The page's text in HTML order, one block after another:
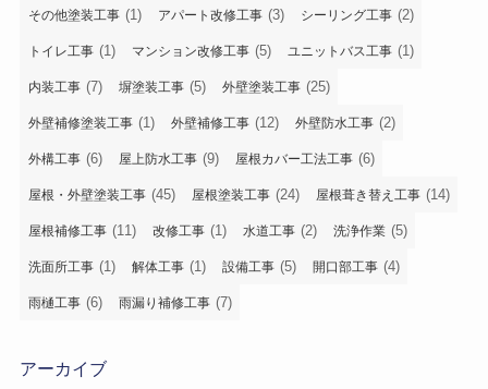
その他塗装工事 (1) アパート改修工事 (3) シーリング工事 (2)
トイレ工事 (1) マンション改修工事 (5) ユニットバス工事 (1)
内装工事 (7) 塀塗装工事 (5) 外壁塗装工事 (25)
外壁補修塗装工事 (1) 外壁補修工事 (12) 外壁防水工事 (2)
外構工事 (6) 屋上防水工事 (9) 屋根カバー工法工事 (6)
屋根・外壁塗装工事 (45) 屋根塗装工事 (24) 屋根葺き替え工事 (14)
屋根補修工事 (11) 改修工事 (1) 水道工事 (2) 洗浄作業 (5)
洗面所工事 (1) 解体工事 (1) 設備工事 (5) 開口部工事 (4)
雨樋工事 (6) 雨漏り補修工事 (7)
アーカイブ